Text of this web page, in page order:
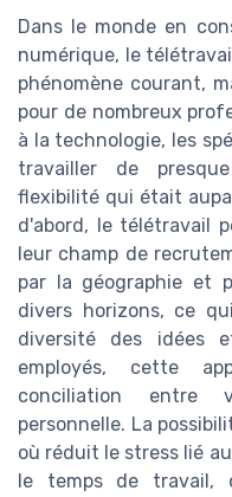
Dans le monde en
numérique, le
phénomène courant,
pour de nombreux
à la technologie, les
travailler de
flexibilité qui était
d'abord, le télétravail
leur champ de
par la géographie et
divers horizons, ce
diversité des idées
employés, cette
conciliation entre
personnelle. La
où réduit le stress lié
le temps de travail,